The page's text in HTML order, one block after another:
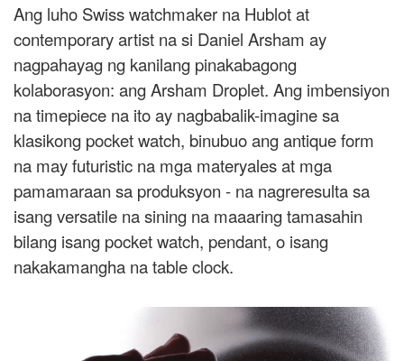
Ang luho Swiss watchmaker na Hublot at
contemporary artist na si Daniel Arsham ay
nagpahayag ng kanilang pinakabagong
kolaborasyon: ang Arsham Droplet. Ang imbensiyon
na timepiece na ito ay nagbabalik-imagine sa
klasikong pocket watch, binubuo ang antique form
na may futuristic na mga materyales at mga
pamamaraan sa produksyon - na nagreresulta sa
isang versatile na sining na maaaring tamasahin
bilang isang pocket watch, pendant, o isang
nakakamangha na table clock.